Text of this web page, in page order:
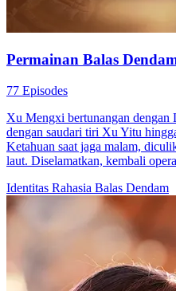
Permainan Balas
77 Episodes
Xu Mengxi bertunangan
dengan saudari tiri Xu Yitu
Ketahuan saat jaga malam,
laut. Diselamatkan, kembali
Identitas Rahasia Balas Dendam